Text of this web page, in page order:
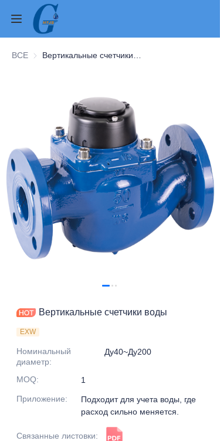
ВСЕ
Вертикальные счетчики воды
EXW
Номинальный
диаметр:
Ду40~Ду200
MOQ:
1
Приложение:
Подходит для учета воды, где
расход сильно меняется.
Связанные листовки:
Новости
Связаться с нами
Случаи
Проверка